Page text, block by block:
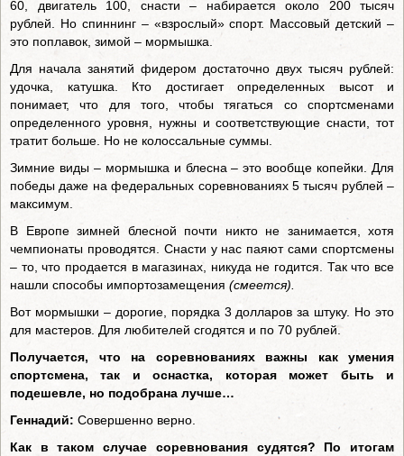
60, двигатель 100, снасти – набирается около 200 тысяч
рублей. Но спиннинг – «взрослый» спорт. Массовый детский –
это поплавок, зимой – мормышка.
Для начала занятий фидером достаточно двух тысяч рублей:
удочка, катушка. Кто достигает определенных высот и
понимает, что для того, чтобы тягаться со спортсменами
определенного уровня, нужны и соответствующие снасти, тот
тратит больше. Но не колоссальные суммы.
Зимние виды – мормышка и блесна – это вообще копейки. Для
победы даже на федеральных соревнованиях 5 тысяч рублей –
максимум.
В Европе зимней блесной почти никто не занимается, хотя
чемпионаты проводятся. Снасти у нас паяют сами спортсмены
– то, что продается в магазинах, никуда не годится. Так что все
нашли способы импортозамещения (смеется).
Вот мормышки – дорогие, порядка 3 долларов за штуку. Но это
для мастеров. Для любителей сгодятся и по 70 рублей.
Получается, что на соревнованиях важны как умения
спортсмена, так и оснастка, которая может быть и
подешевле, но подобрана лучше…
Геннадий: Совершенно верно.
Как в таком случае соревнования судятся? По итогам